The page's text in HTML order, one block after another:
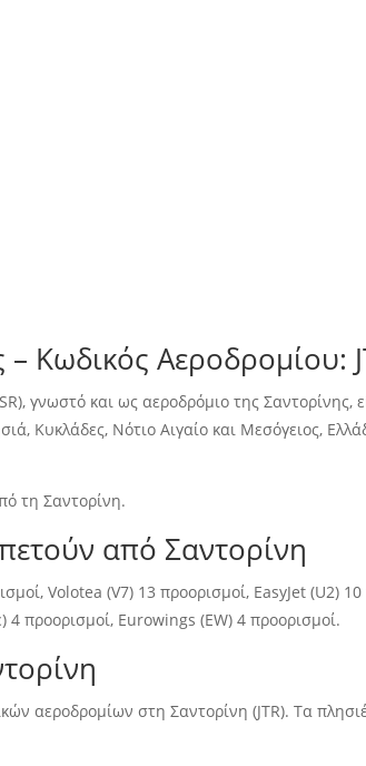
Κωδικός Αεροδρομίου:
γνωστό και ως αεροδρόμιο της
Κυκλάδες, Νότιο Αιγαίο και Μεσόγειος,
τη Σαντορίνη.
από Σαντορίνη
Volotea (V7) 13 προορισμοί, EasyJet (U2)
προορισμοί, Eurowings (EW) 4 προορισμοί.
αεροδρομίων στη Σαντορίνη (JTR). Τα